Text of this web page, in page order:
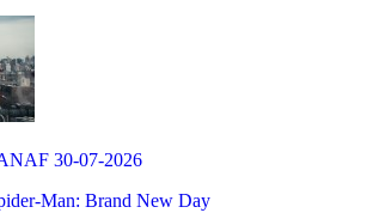
30-07-2026
Man: Brand New Day